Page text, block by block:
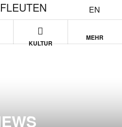
EN
KULTUR
MEHR